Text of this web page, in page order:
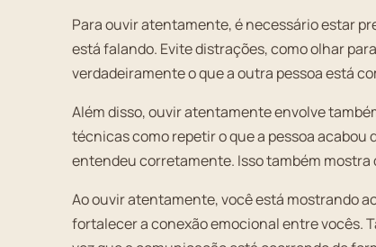
Para ouvir atentamente, é necessário estar
está falando. Evite distrações, como olhar
verdadeiramente o que a outra pessoa está
Além disso, ouvir atentamente envolve
técnicas como repetir o que a pessoa
entendeu corretamente. Isso também
Ao ouvir atentamente, você está mostrando
fortalecer a conexão emocional entre vocês.